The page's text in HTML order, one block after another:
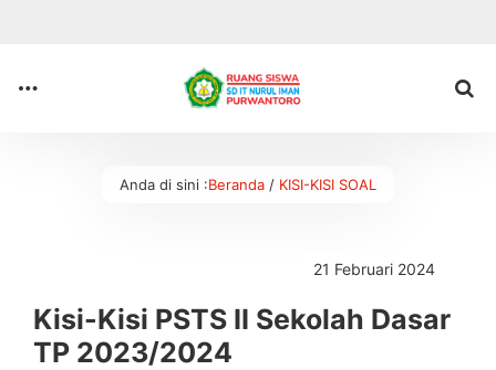
Anda di sini :Beranda / KISI-KISI SOAL
21 Februari 2024
Kisi-Kisi PSTS II Sekolah Dasar
TP 2023/2024